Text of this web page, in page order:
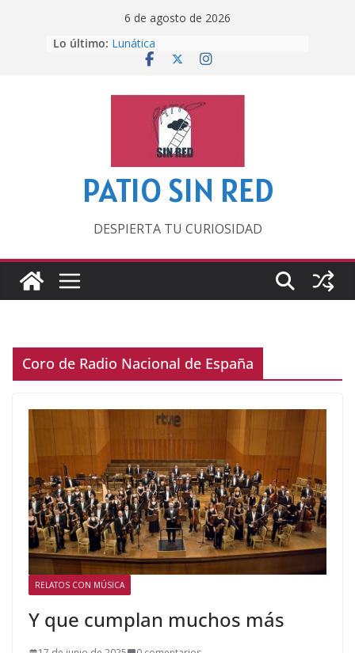
6 de agosto de 2026
Lo último: Lunática
Pero, hasta entonces…
‘La broma infinita’ de recomendar
lecturas veraniegas
Otra del Mundial
PATIO SIN RED
DESPIERTA TU CURIOSIDAD
Coro de Radio Nacional de España
RELATOS CON MÚSICA
Y que cumplan muchos más